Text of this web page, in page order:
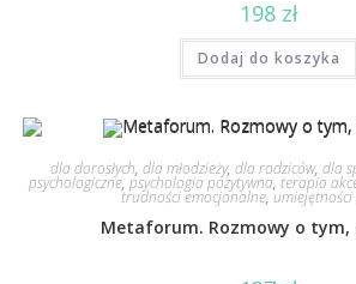
198 zł
Dodaj do koszyka
dla dorosłych, dla młodzieży, dla rodziców, dla
psychologiczne, psychologia pozytywna, terapia
trudności emocjonalne,umiejętności
Metaforum. Rozmowy o tym,